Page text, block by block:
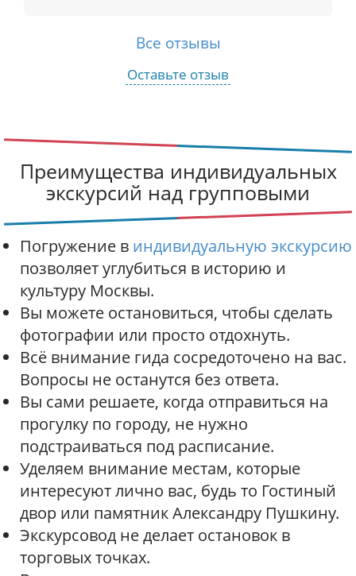
Все отзывы
Оставьте отзыв
Преимущества индивидуальных
экскурсий над групповыми
Погружение в индивидуальную экскурсию
позволяет углубиться в историю и
культуру Москвы.
Вы можете остановиться, чтобы сделать
фотографии или просто отдохнуть.
Всё внимание гида сосредоточено на вас.
Вопросы не останутся без ответа.
Вы сами решаете, когда отправиться на
прогулку по городу, не нужно
подстраиваться под расписание.
Уделяем внимание местам, которые
интересуют лично вас, будь то Гостиный
двор или памятник Александру Пушкину.
Экскурсовод не делает остановок в
торговых точках.